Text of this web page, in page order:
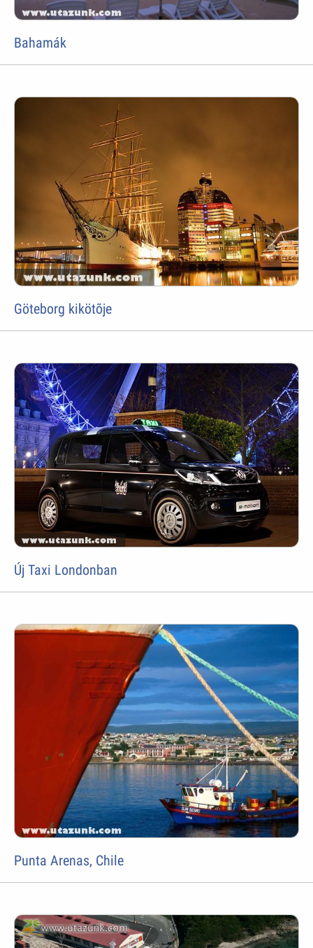
Bahamák
Göteborg kikötõje
Új Taxi Londonban
Punta Arenas, Chile